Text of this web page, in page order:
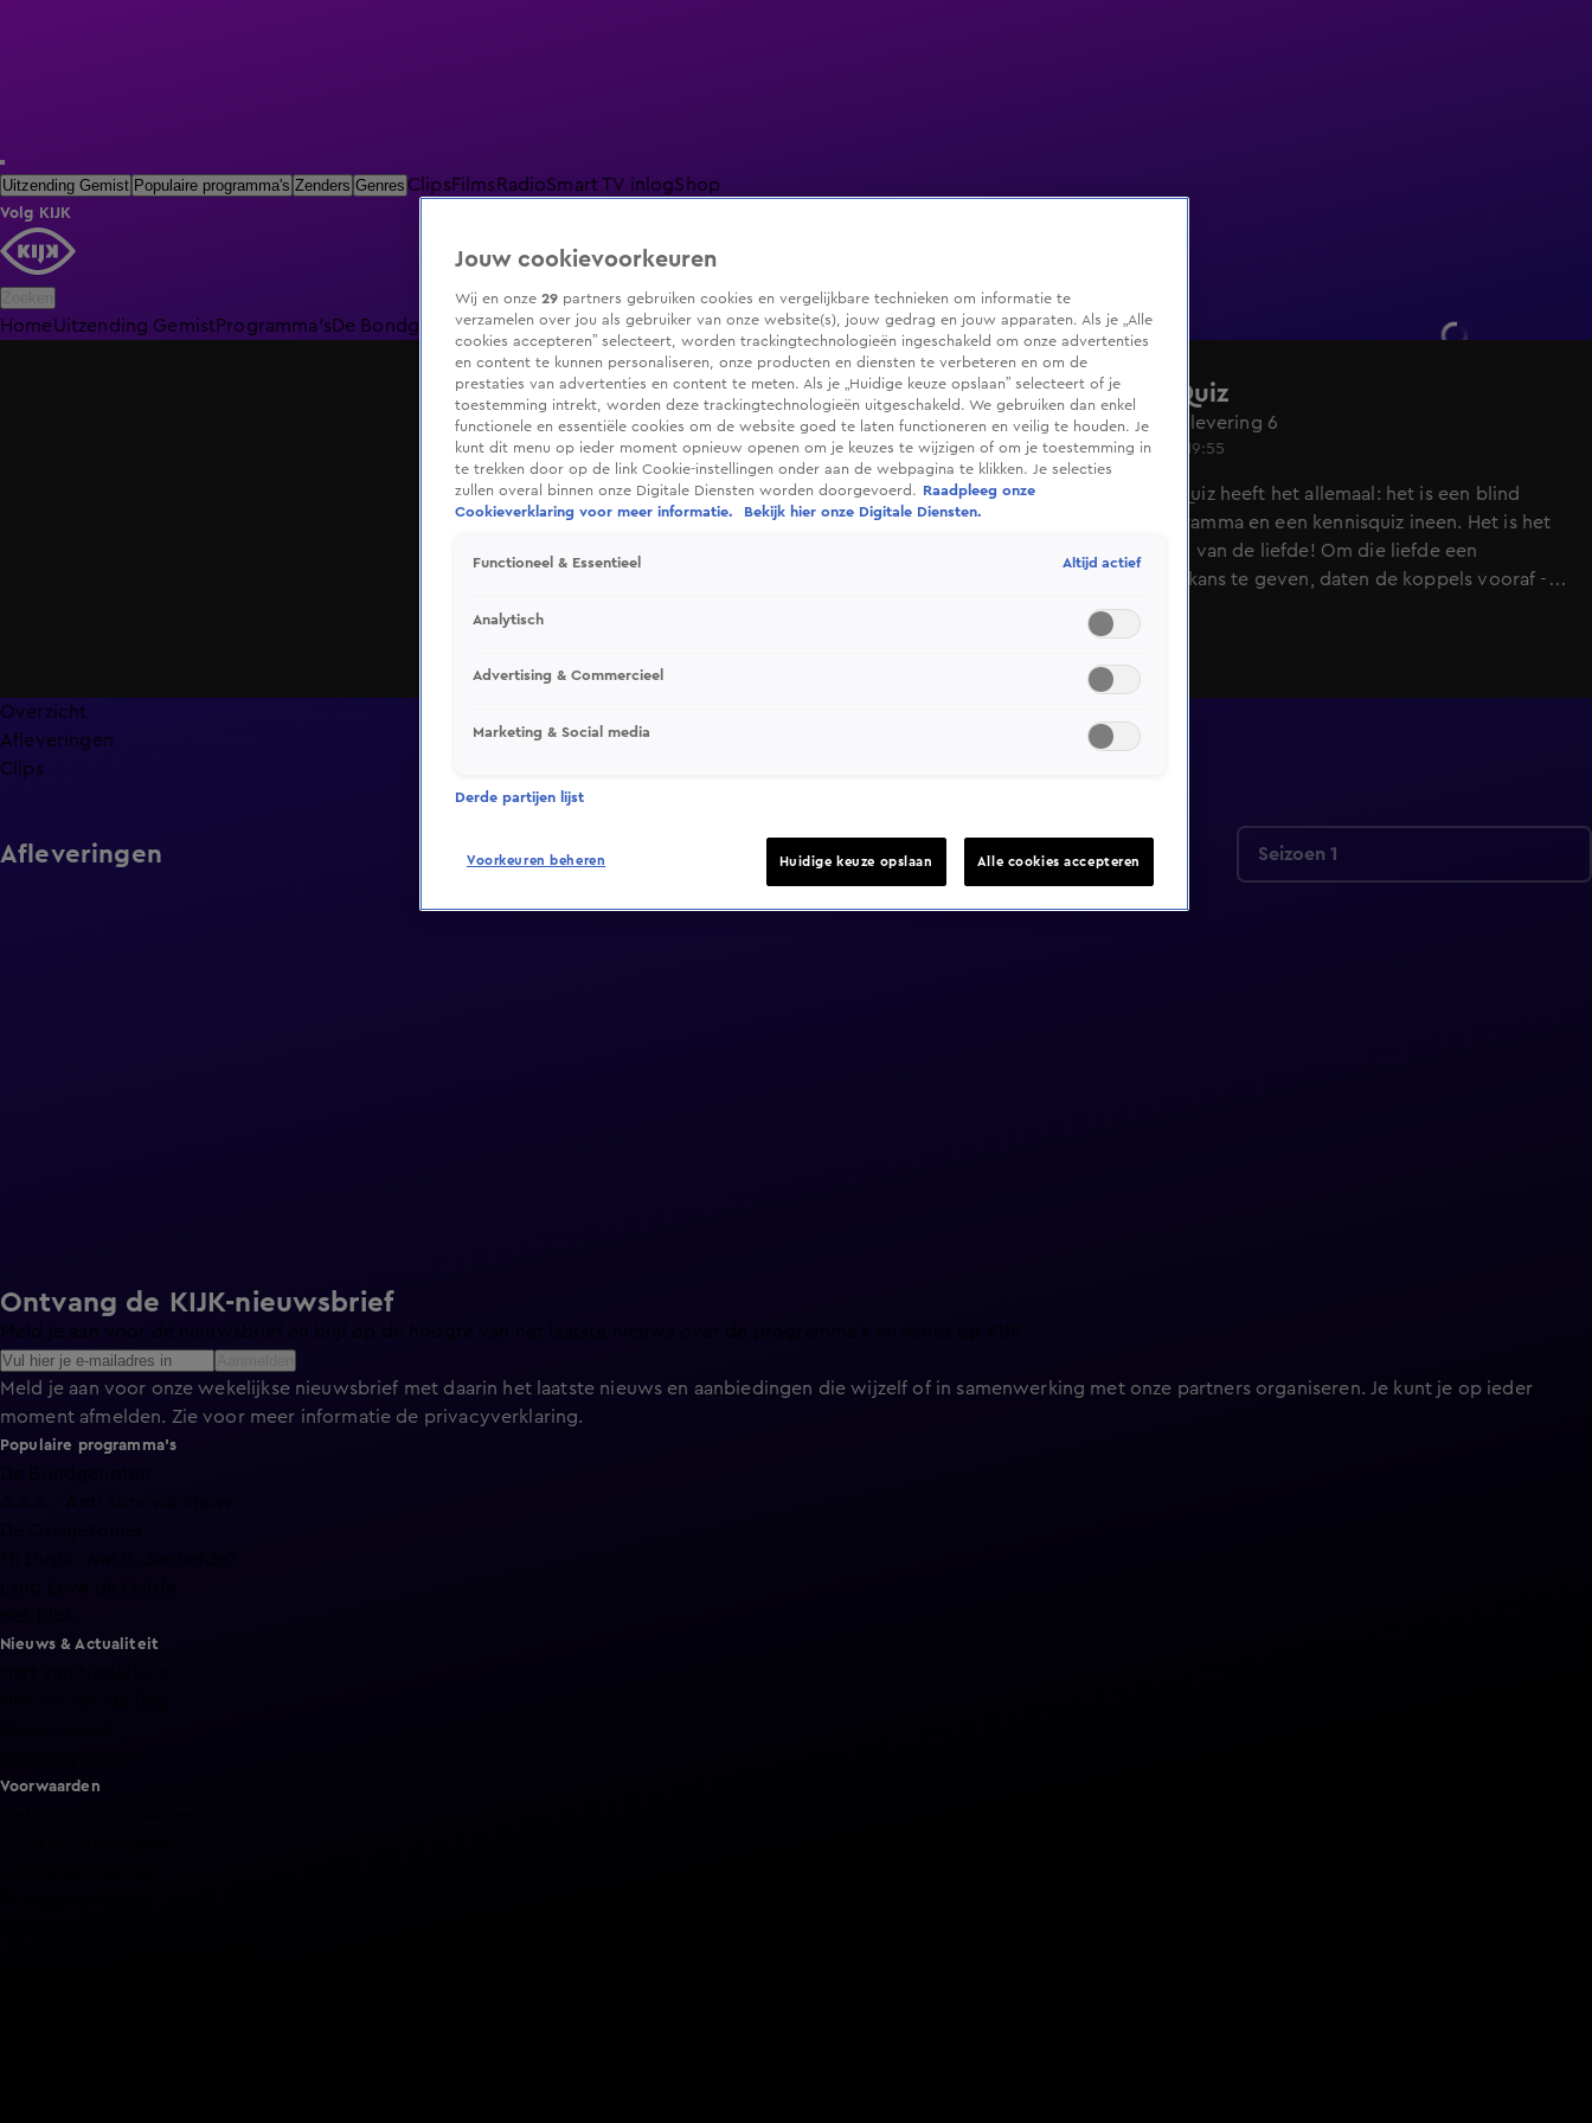
Uitzending Gemist Populaire programma's Zenders Genres ClipsFilms RadioSmart TV inlogShop
Volg KIJK
HomeUitzending GemistProgramma's De BondgenotenDe OranjezomerLivestreamsShop
Dating Quiz
Seizoen 1, aflevering 6
21 nov 2021, 19:55
De Dating Quiz heeft het allemaal: het is een blind
datingprogramma en een kennisquiz ineen. Het is het
ultieme spel van de liefde! Om die liefde een
realistische kans te geven, daten de koppels vooraf -
blind - met elkaar. Ze krijgen ruim de tijd om met
elkaar te praten. Na de dates geven de singles aan met
wie ze een klik voelen. Met wie ze uiteindelijk
gematcht zijn, blijft een verrassing totdat Linda dat in
de studio aan ze bekendmaakt.
Overzicht
Afleveringen
Clips
Afleveringen Seizoen 1
Ontvang de KIJK-nieuwsbrief
Meld je aan voor de nieuwsbrief en blijf op de hoogte van het laatste nieuws over de programma’s en series op KIJK.
Meld je aan voor onze wekelijkse nieuwsbrief met daarin het laatste nieuws en aanbiedingen die wijzelf of in samenwerking met onze partners organiseren. Je kunt je op ieder
moment afmelden. Zie voor meer informatie de privacyverklaring.
Populaire programma's
Nieuws & Actualiteit
Voorwaarden
Jouw cookievoorkeuren
Wij en onze 29 partners gebruiken cookies en vergelijkbare technieken om informatie te
verzamelen over jou als gebruiker van onze website(s), jouw gedrag en jouw apparaten. Als je „Alle
cookies accepteren” selecteert, worden trackingtechnologieën ingeschakeld om onze advertenties
en content te kunnen personaliseren, onze producten en diensten te verbeteren en om de
prestaties van advertenties en content te meten. Als je „Huidige keuze opslaan” selecteert of je
toestemming intrekt, worden deze trackingtechnologieën uitgeschakeld. We gebruiken dan enkel
functionele en essentiële cookies om de website goed te laten functioneren en veilig te houden. Je
kunt dit menu op ieder moment opnieuw openen om je keuzes te wijzigen of om je toestemming in
te trekken door op de link Cookie-instellingen onder aan de webpagina te klikken. Je selecties
zullen overal binnen onze Digitale Diensten worden doorgevoerd.
Raadpleeg onze
Cookieverklaring voor meer informatie.
Bekijk hier onze Digitale Diensten.
Functioneel & Essentieel Altijd actief
Analytisch
Advertising & Commercieel
Marketing & Social media
Derde partijen lijst
Voorkeuren beheren Huidige keuze opslaan Alle cookies accepteren